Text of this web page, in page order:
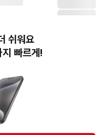
아닙니다. 전자상거래 등에서의
에 따라 상품, 상품정보, 거래에 관한 책임은
간 거래에 대하여 책임을 지지 않습니다.
개장터㈜에게 귀속합니다.
쉬워요
빠르게!